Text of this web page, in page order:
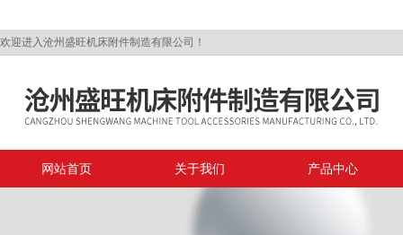
欢迎进入沧州盛旺机床附件制造有限公司！
网站首页 关于我们 产品中心